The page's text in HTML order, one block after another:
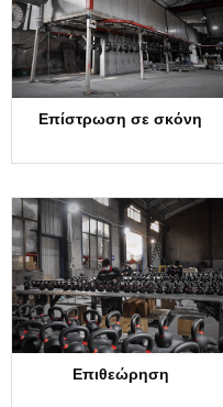
Επίστρωση σε σκόνη
Επιθεώρηση